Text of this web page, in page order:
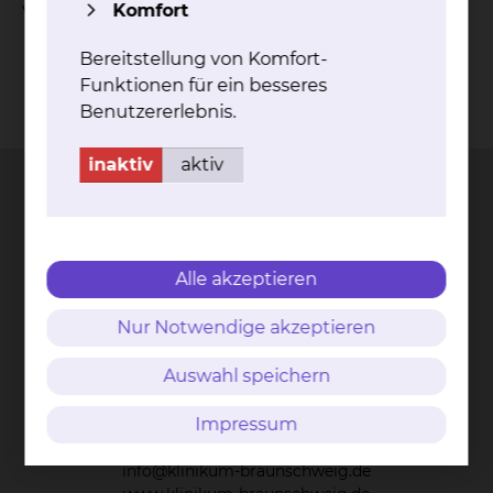
vegetativ-psychische Entspannung.
Kontakt Impressum
Städtisches Klinikum
Braunschweig gGmbH
Freisestr. 9/10
Fax: 0531/595-1322
info@klinikum-braunschweig.de
Komfort
Bereitstellung von Komfort-
Funktionen für ein besseres
Benutzererlebnis.
inaktiv aktiv
Alle akzeptieren
Nur Notwendige akzeptieren
Auswahl speichern
Impressum